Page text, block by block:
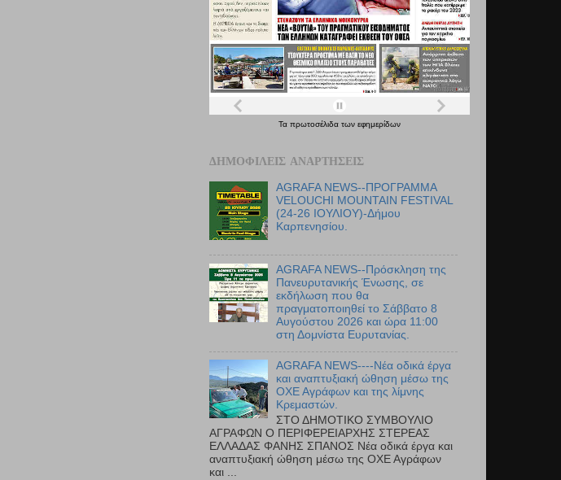
Τα πρωτοσέλιδα των εφημερίδων
ΔΗΜΟΦΙΛΕΊΣ ΑΝΑΡΤΉΣΕΙΣ
AGRAFA NEWS--ΠΡΟΓΡΑΜΜΑ
VELOUCHI MOUNTAIN FESTIVAL
(24-26 ΙΟΥΛΙΟΥ)-Δήμου
Καρπενησίου.
AGRAFA NEWS--Πρόσκληση της
Πανευρυτανικής Ένωσης, σε
εκδήλωση που θα
πραγματοποιηθεί το Σάββατο 8
Αυγούστου 2026 και ώρα 11:00
στη Δομνίστα Ευρυτανίας.
AGRAFA NEWS----Νέα οδικά έργα
και αναπτυξιακή ώθηση μέσω της
ΟΧΕ Αγράφων και της λίμνης
Κρεμαστών.
ΣΤΟ ΔΗΜΟΤΙΚΟ ΣΥΜΒΟΥΛΙΟ
ΑΓΡΑΦΩΝ Ο ΠΕΡΙΦΕΡΕΙΑΡΧΗΣ ΣΤΕΡΕΑΣ
ΕΛΛΑΔΑΣ ΦΑΝΗΣ ΣΠΑΝΟΣ Νέα οδικά έργα και
αναπτυξιακή ώθηση μέσω της ΟΧΕ Αγράφων
και ...